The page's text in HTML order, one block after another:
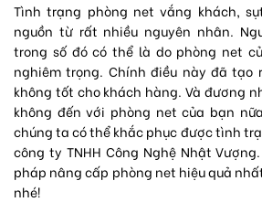
Tình trạng phòng net vắng khách,
nguồn từ rất nhiều nguyên nhân.
trong số đó có thể là do phòng net
nghiêm trọng. Chính điều này đã tạo
không tốt cho khách hàng. Và đương
không đến với phòng net của bạn
chúng ta có thể khắc phục được tình
công ty TNHH Công Nghệ Nhật
pháp nâng cấp phòng net hiệu quả
nhé!